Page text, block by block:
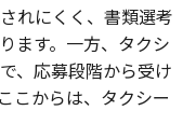
れにくく、書類選考
ます。一方、タクシ
、応募段階から受け
こからは、タクシー